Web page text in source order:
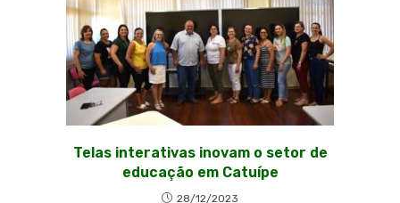
Telas interativas inovam o setor de
educação em Catuípe
28/12/2023